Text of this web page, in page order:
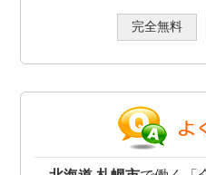
完全無料